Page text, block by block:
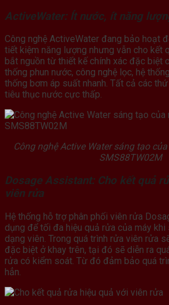
ActiveWater: Ít nước, ít năng
Công nghệ ActiveWater đang bảo hoạt
tiết kiệm năng lượng nhưng vẫn cho kết
bắt nguồn từ thiết kế chính xác đặc biệt
thống phun nước, công nghệ lọc, hệ
thống bơm áp suất nhanh. Tất cả các
tiêu thục nước cực thấp.
Công nghệ Active Water sáng tạo
SMS88TW02M
Dosage Assistant: Cho kết quả
viên rửa
Hệ thống hỗ trợ phân phối viên rửa
dụng để tối đa hiệu quả rửa của máy
dạng viên. Trong quá trình rửa viên rửa
đặc biệt ở khay trên, tại đó sẽ diễn ra
rửa có kiểm soát. Từ đó đảm bảo quá
hẳn.